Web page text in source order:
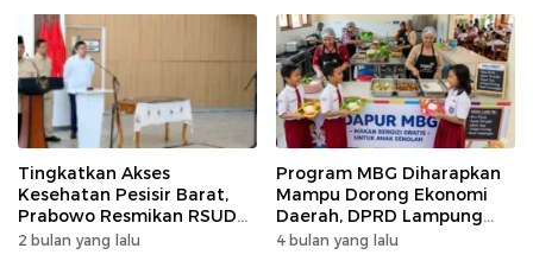
Tingkatkan Akses
Kesehatan Pesisir Barat,
Prabowo Resmikan RSUD
KH Muhammad Thohir
2 bulan yang lalu
Program MBG Diharapkan
Mampu Dorong Ekonomi
Daerah, DPRD Lampung
Tekankan Pemanfaatan
4 bulan yang lalu